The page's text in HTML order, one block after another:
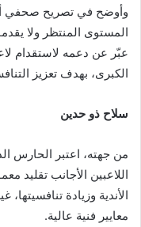
المستوى المنتظر ولا
عبّر عن دعمه لاستقدام
الكبرى، بهدف تعزيز
سلاح ذو حدين
من جهته، اعتبر الحارس
اللاعبين الأجانب تقليد
الأندية وزيادة
معايير فنية عالية.